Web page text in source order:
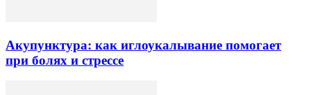
Акупунктура: как иглоукалывание помогает
при болях и стрессе